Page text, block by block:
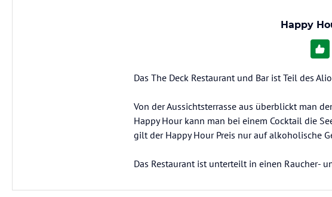
Happy
Das The Deck Restaurant und Bar ist Teil des
Von der Aussichtsterrasse aus überblickt man
Happy Hour kann man bei einem Cocktail die
gilt der Happy Hour Preis nur auf alkoholische
Das Restaurant ist unterteilt in einen Raucher-